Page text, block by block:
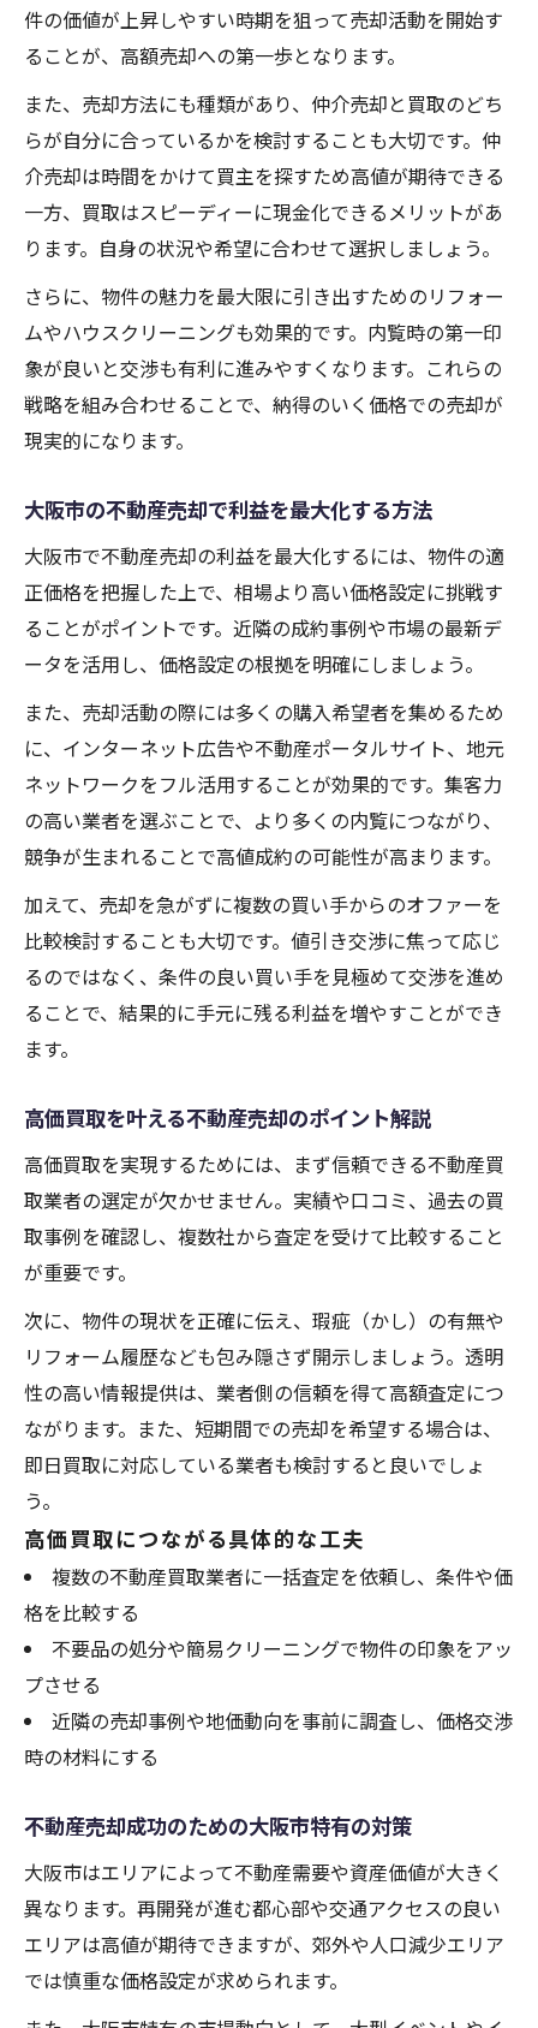
大阪市で高額売却を狙える注目エリアの特
徴
不動産売却で損しないエリア選定の考え方
安定した資産価値を保つ大阪市の街の傾向
信頼できる不動産売却業者選定のコツ
不動産売却で失敗しない業者選びの基準解
説
大阪で信頼できる不動産売却業者の見極め
方
やめたほうがいい不動産屋の特徴と対策
不動産売却の口コミと評判を活かした業者
選定
再開発で変動する大阪市の売却市場動向
再開発が不動産売却に及ぼす市場変動の影
響
大阪市の再開発エリアで不動産売却を有利
に
大型プロジェクトが不動産売却価格に与え
る効果
不動産売却に役立つ大阪市の最新市場動向
再開発が促進する不動産売却需要の高まり
不動産売却で避けたい三大タブーと注意点
安全な不動産売却を叶える事前チェック事
項
安心して進めるための不動産売却手続きの
流れ
悪質な不動産売却業者を見抜くチェック方
法
大阪市で効率よく不動産売却益を最大化する方
法
不動産売却益を最大化するための実践テク
ニック
大阪市で高価買取を目指す不動産売却のコ
ツ
説
不動産売却益アップのための交渉ポイント
大阪市の不動産売却おすすめ戦略を徹底解
説
件の価値が上昇しやすい時期を狙って売却活動を開始す
ることが、高額売却への第一歩となります。
また、売却方法にも種類があり、仲介売却と買取のどち
らが自分に合っているかを検討することも大切です。仲
介売却は時間をかけて買主を探すため高値が期待できる
一方、買取はスピーディーに現金化できるメリットがあ
ります。自身の状況や希望に合わせて選択しましょう。
さらに、物件の魅力を最大限に引き出すためのリフォー
ムやハウスクリーニングも効果的です。内覧時の第一印
象が良いと交渉も有利に進みやすくなります。これらの
戦略を組み合わせることで、納得のいく価格での売却が
現実的になります。
大阪市の不動産売却で利益を最大化する方法
大阪市で不動産売却の利益を最大化するには、物件の適
正価格を把握した上で、相場より高い価格設定に挑戦す
ることがポイントです。近隣の成約事例や市場の最新デ
ータを活用し、価格設定の根拠を明確にしましょう。
また、売却活動の際には多くの購入希望者を集めるため
に、インターネット広告や不動産ポータルサイト、地元
ネットワークをフル活用することが効果的です。集客力
の高い業者を選ぶことで、より多くの内覧につながり、
競争が生まれることで高値成約の可能性が高まります。
加えて、売却を急がずに複数の買い手からのオファーを
比較検討することも大切です。値引き交渉に焦って応じ
るのではなく、条件の良い買い手を見極めて交渉を進め
ることで、結果的に手元に残る利益を増やすことができ
ます。
高価買取を叶える不動産売却のポイント解説
高価買取を実現するためには、まず信頼できる不動産買
取業者の選定が欠かせません。実績や口コミ、過去の買
取事例を確認し、複数社から査定を受けて比較すること
が重要です。
次に、物件の現状を正確に伝え、瑕疵（かし）の有無や
リフォーム履歴なども包み隠さず開示しましょう。透明
性の高い情報提供は、業者側の信頼を得て高額査定につ
ながります。また、短期間での売却を希望する場合は、
即日買取に対応している業者も検討すると良いでしょ
う。
高価買取につながる具体的な工夫
複数の不動産買取業者に一括査定を依頼し、条件や価
格を比較する
不要品の処分や簡易クリーニングで物件の印象をアッ
プさせる
近隣の売却事例や地価動向を事前に調査し、価格交渉
時の材料にする
不動産売却成功のための大阪市特有の対策
大阪市はエリアによって不動産需要や資産価値が大きく
異なります。再開発が進む都心部や交通アクセスの良い
エリアは高値が期待できますが、郊外や人口減少エリア
では慎重な価格設定が求められます。